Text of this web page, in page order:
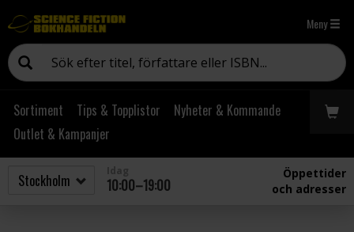
Meny
Sortiment Tips & Topplistor
Nyheter & Kommande
Outlet & Kampanjer
10:00–19:00
Öppettider
och adresser